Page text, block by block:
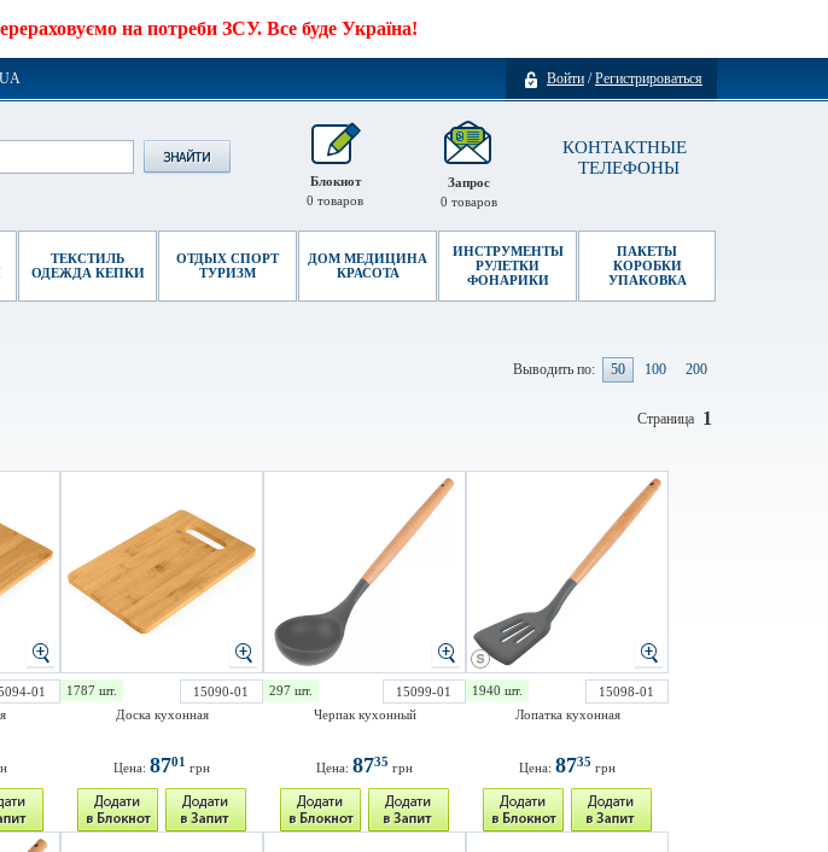
на потреби ЗСУ. Все буде Україна!
Войти /Регистрироваться
КОНТАКТНЫЕ
ТЕЛЕФОНЫ
Запрос
0 товаров
Блокнот
0 товаров
ТЕКСТИЛЬ
ОДЕЖДА КЕПКИ
ОТДЫХ СПОРТ
ТУРИЗМ
ДОМ МЕДИЦИНА
КРАСОТА
ИНСТРУМЕНТЫ
РУЛЕТКИ
ФОНАРИКИ
ПАКЕТЫ
КОРОБКИ
УПАКОВКА
Выводить по: 50 100 200
1
Страница
01
1787 шт.
15090-01
Доска кухонная
Цена: 8701 грн
297 шт.
15099-01
Черпак кухонный
Цена: 8735 грн
1940 шт.
15098-01
Лопатка кухонная
Цена: 8735 грн